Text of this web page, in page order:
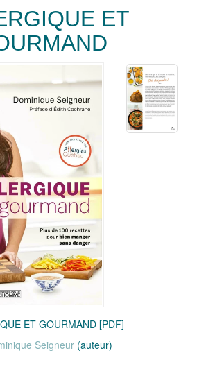
ET
ET GOURMAND [PDF]
Seigneur (auteur)